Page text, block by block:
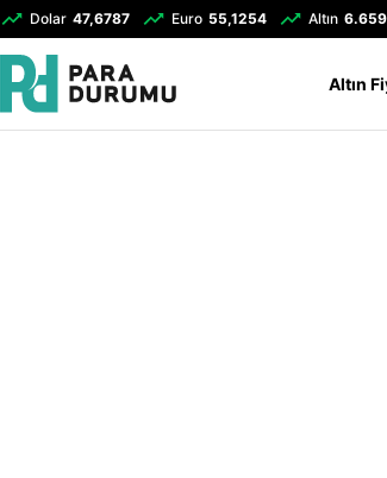
Dolar 47,6787 Euro 55,1254 Altın
Altın